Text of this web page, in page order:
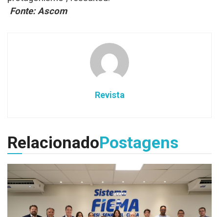
Fonte: Ascom
Revista
RelacionadoPostagens